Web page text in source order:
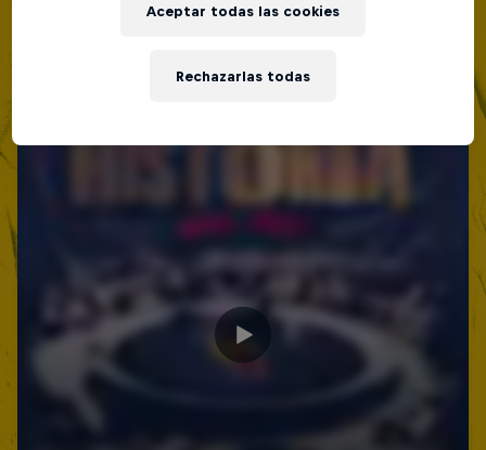
MC BATTLE
Rechazarlas todas
Aceptar todas las cookies